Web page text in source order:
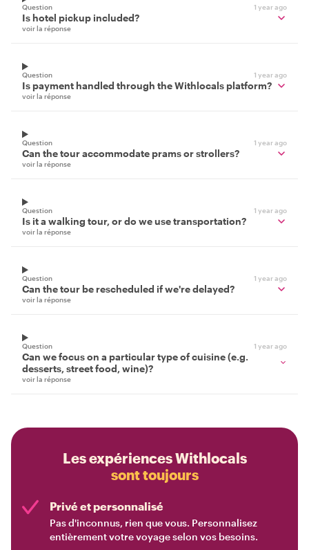
Question 1 year ago
Is hotel pickup included?
voir la réponse
Question 1 year ago
Is payment handled through the Withlocals platform?
voir la réponse
Question 1 year ago
Can the tour accommodate prams or strollers?
voir la réponse
Question 1 year ago
Is it a walking tour, or do we use transportation?
voir la réponse
Question 1 year ago
Can the tour be rescheduled if we're delayed?
voir la réponse
Question 1 year ago
Can we focus on a particular type of cuisine (e.g.
desserts, street food, wine)?
voir la réponse
Les expériences Withlocals
sont toujours
Privé et personnalisé
Pas d'inconnus, rien que vous. Personnalisez
entièrement votre voyage selon vos besoins.